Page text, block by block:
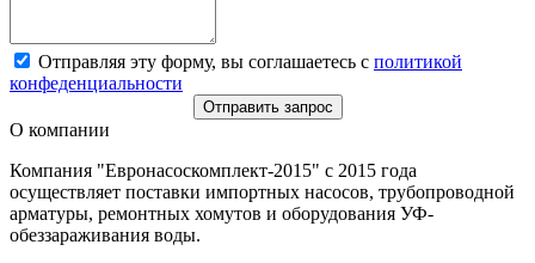
Отправляя эту форму, вы соглашаетесь с политикой
конфеденциальности
Отправить запрос
О компании
Компания "Евронасоскомплект-2015" с 2015 года
осуществляет поставки импортных насосов, трубопроводной
арматуры, ремонтных хомутов и оборудования УФ-
обеззараживания воды.